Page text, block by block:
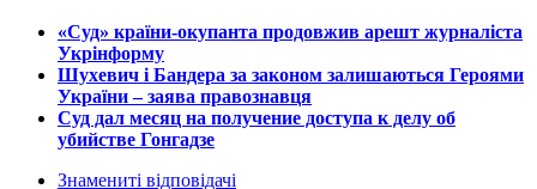
​«Суд» країни-окупанта продовжив арешт журналіста
Укрінформу
Шухевич і Бандера за законом залишаються Героями
України – заява правознавця
Суд дал месяц на получение доступа к делу об
убийстве Гонгадзе
Знамениті відповідачі